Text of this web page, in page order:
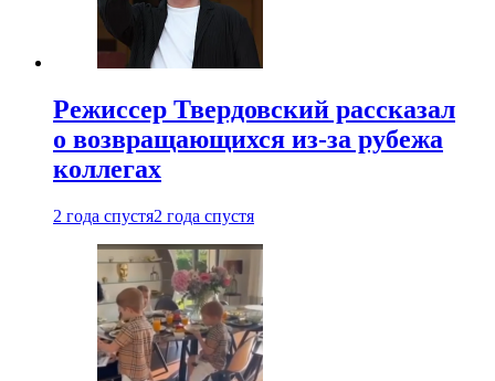
Режиссер Твердовский рассказал
о возвращающихся из-за рубежа
коллегах
2 года спустя2 года спустя